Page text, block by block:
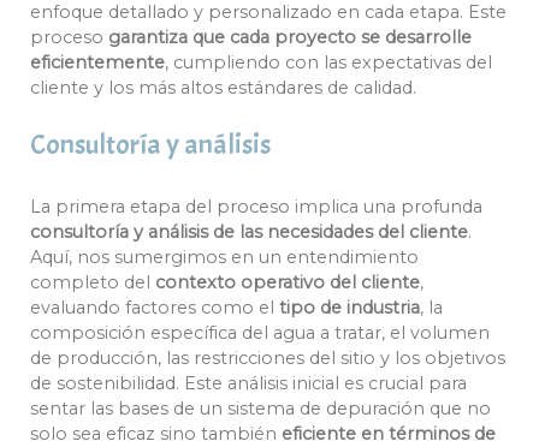
enfoque detallado y personalizado en cada etapa. Este
proceso garantiza que cada proyecto se desarrolle
eficientemente, cumpliendo con las expectativas del
cliente y los más altos estándares de calidad.
Consultoría y análisis
La primera etapa del proceso implica una profunda
consultoría y análisis de las necesidades del cliente.
Aquí, nos sumergimos en un entendimiento
completo del contexto operativo del cliente,
evaluando factores como el tipo de industria, la
composición específica del agua a tratar, el volumen
de producción, las restricciones del sitio y los objetivos
de sostenibilidad. Este análisis inicial es crucial para
sentar las bases de un sistema de depuración que no
solo sea eficaz sino también eficiente en términos de